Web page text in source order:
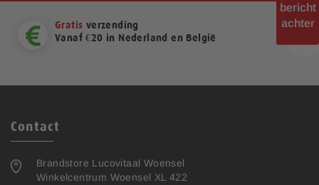
Gratis verzending
Vanaf €20 in Nederland en België
Contact
Brandstore Lucovitaal Woensel
Winkelcentrum Woensel XL 422
bericht
achter